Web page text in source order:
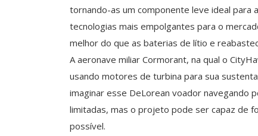
tornando-as um componente leve ideal para
tecnologias mais empolgantes para o
melhor do que as baterias de lítio e
A aeronave miliar Cormorant, na qual o
usando motores de turbina para sua
imaginar esse DeLorean voador navegando
limitadas, mas o projeto pode ser capaz de
possível.